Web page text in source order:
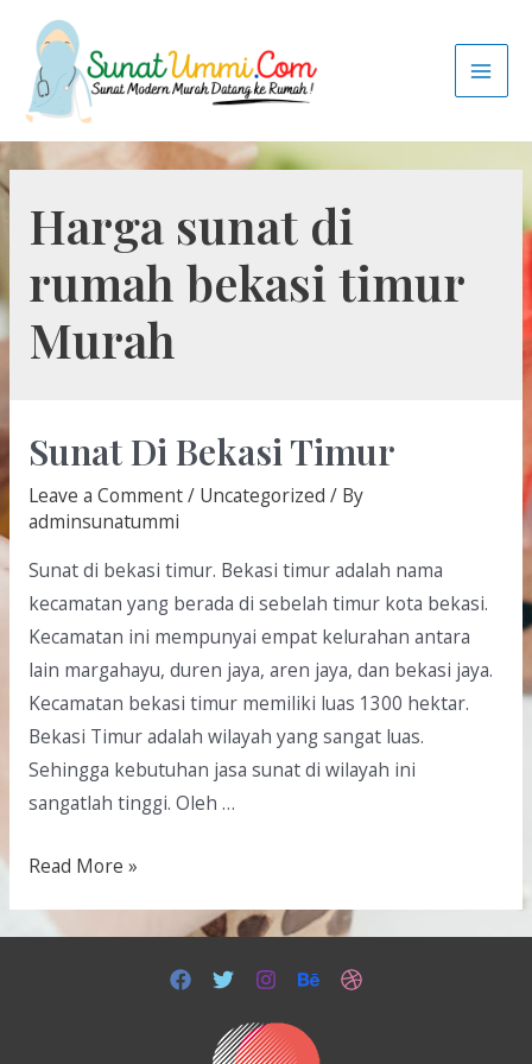
Harga sunat di
rumah bekasi timur
Murah
Sunat Di Bekasi Timur
Leave a Comment/ Uncategorized / By
adminsunatummi
Sunat di bekasi timur. Bekasi timur adalah nama
kecamatan yang berada di sebelah timur kota bekasi.
Kecamatan ini mempunyai empat kelurahan antara
lain margahayu, duren jaya, aren jaya, dan bekasi jaya.
Kecamatan bekasi timur memiliki luas 1300 hektar.
Bekasi Timur adalah wilayah yang sangat luas.
Sehingga kebutuhan jasa sunat di wilayah ini
sangatlah tinggi. Oleh …
Read More »